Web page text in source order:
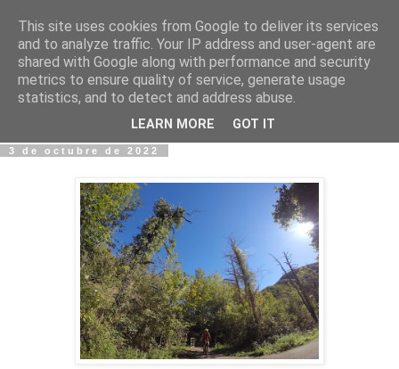
Fotos y Cosas
Miguel Sáenz de Santa María Elizalde
"Un blog es como un diario, pero sin candado".
3 de octubre de 2022
This site uses cookies from Google to deliver its services
and to analyze traffic. Your IP address and user-agent are
shared with Google along with performance and security
metrics to ensure quality of service, generate usage
statistics, and to detect and address abuse.
LEARN MORE GOT IT